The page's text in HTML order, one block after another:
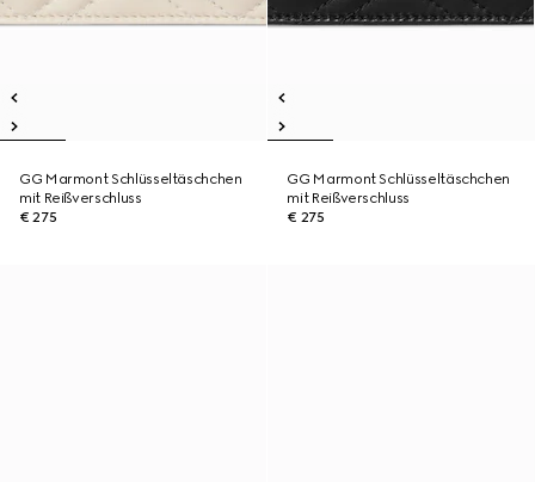
GG Marmont Schlüsseltäschchen
mit Reißverschluss
€ 275
GG Marmont Schlüsseltäschchen
mit Reißverschluss
€ 275